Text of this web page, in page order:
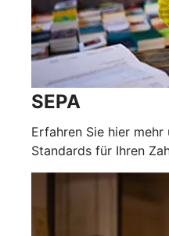
SEPA
Erfahren Sie hier
Standards für Ihren